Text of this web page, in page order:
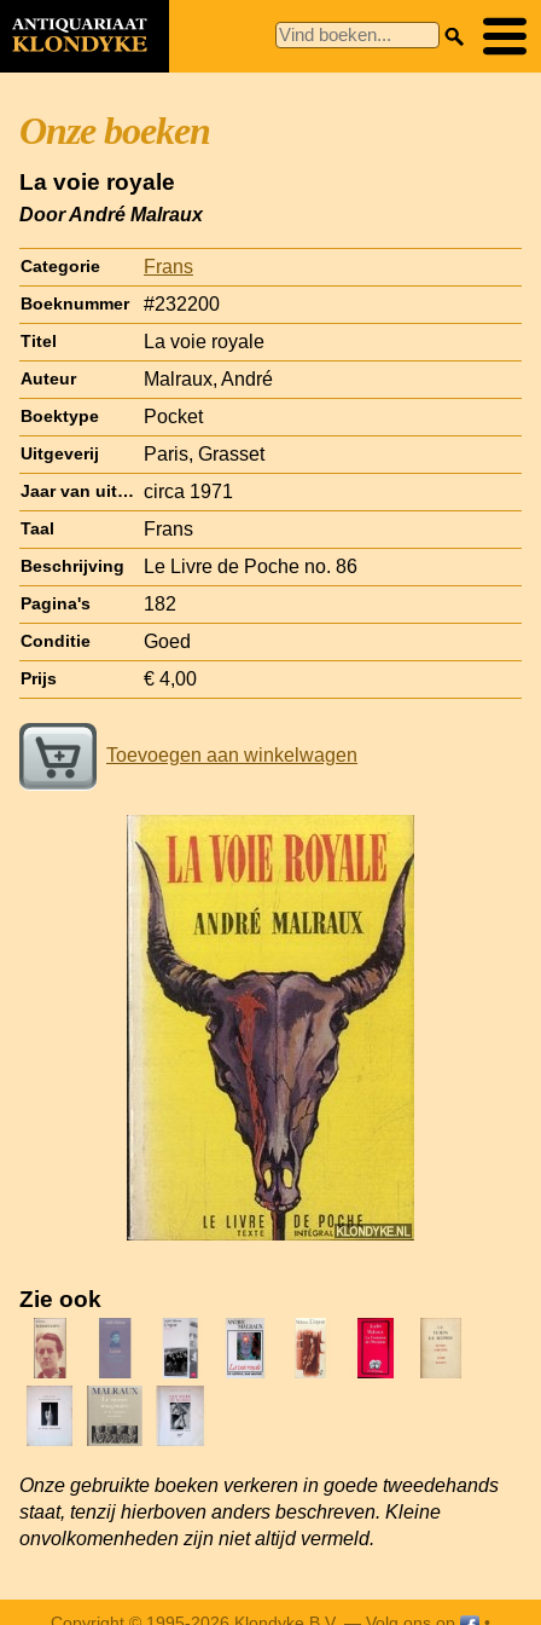
Onze boeken
La voie royale
Door André Malraux
Categorie Frans
Boeknummer #232200
Titel La voie royale
Auteur Malraux, André
Boektype Pocket
Uitgeverij Paris, Grasset
Jaar van uitgave circa 1971
Taal Frans
Beschrijving Le Livre de Poche no. 86
Pagina's 182
Conditie Goed
Prijs € 4,00
Toevoegen aan winkelwagen
Zie ook
Onze gebruikte boeken verkeren in goede tweedehands
staat, tenzij hierboven anders beschreven. Kleine
onvolkomenheden zijn niet altijd vermeld.